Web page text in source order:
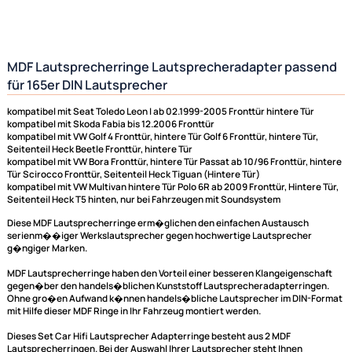
MDF Lautsprecherringe Lautsprecheradapter
für 165er DIN Lautsprecher
kompatibel mit Seat Toledo Leon I ab 02.1999-2005 Fronttür hintere Tür
kompatibel mit Skoda Fabia bis 12.2006 Fronttür
kompatibel mit VW Golf 4 Fronttür, hintere Tür Golf 6 Fronttür, hintere
kompatibel mit VW Bora Fronttür, hintere Tür Passat ab 10/96 Fronttür,